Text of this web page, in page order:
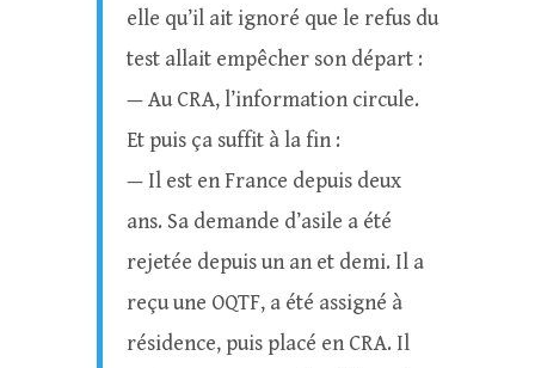
elle qu’il ait ignoré que le refus du
test allait empêcher son départ :
— Au CRA, l’information circule.
Et puis ça suffit à la fin :
— Il est en France depuis deux
ans. Sa demande d’asile a été
rejetée depuis un an et demi. Il a
reçu une OQTF, a été assigné à
résidence, puis placé en CRA. Il